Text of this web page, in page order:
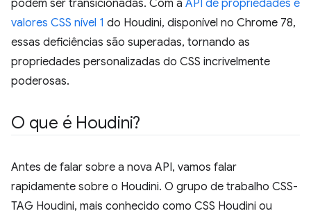
podem ser transicionadas. Com a API de propriedades e
valores CSS nível 1 do Houdini, disponível no Chrome 78,
essas deficiências são superadas, tornando as
propriedades personalizadas do CSS incrivelmente
poderosas.
O que é Houdini?
Antes de falar sobre a nova API, vamos falar
rapidamente sobre o Houdini. O grupo de trabalho CSS-
TAG Houdini, mais conhecido como CSS Houdini ou